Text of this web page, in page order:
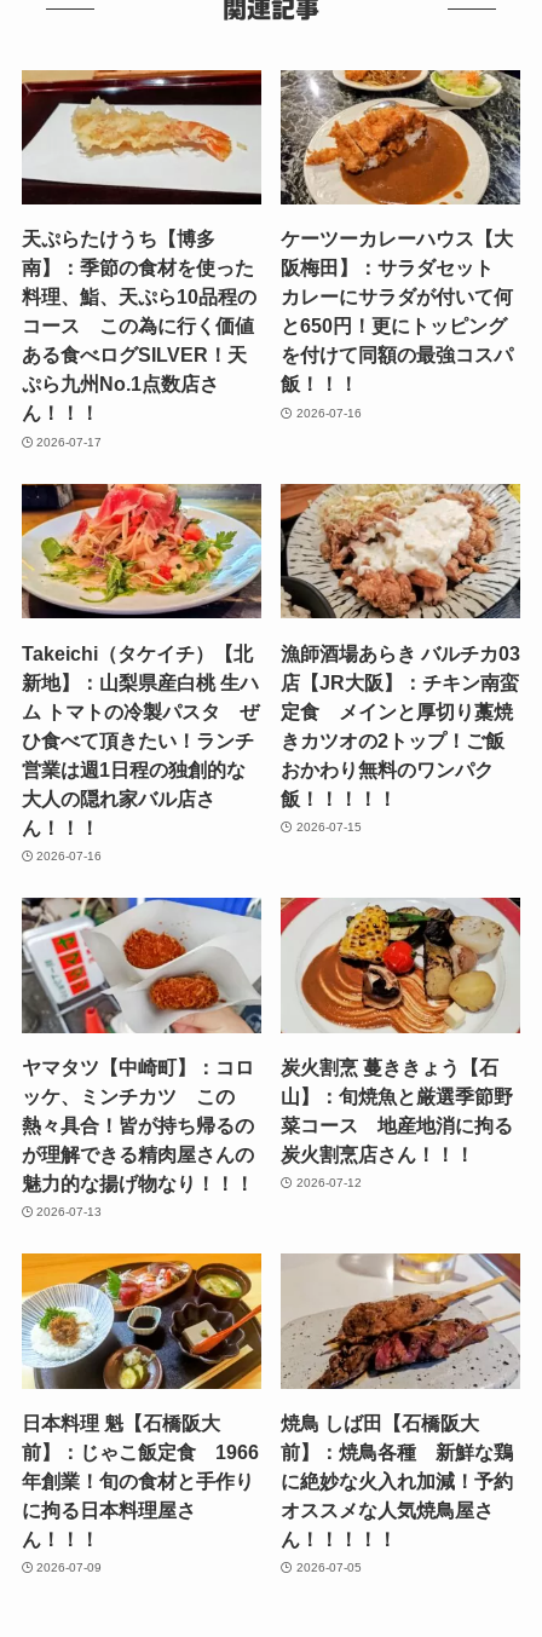
関連記事
天ぷらたけうち【博多
南】：季節の食材を使った
料理、鮨、天ぷら10品程の
コース この為に行く価値
ある食べログSILVER！天
ぷら九州No.1点数店さ
ん！！！
2026-07-17
ケーツーカレーハウス【大
阪梅田】：サラダセット
カレーにサラダが付いて何
と650円！更にトッピング
を付けて同額の最強コスパ
飯！！！
2026-07-16
Takeichi（タケイチ）【北
新地】：山梨県産白桃 生ハ
ム トマトの冷製パスタ ぜ
ひ食べて頂きたい！ランチ
営業は週1日程の独創的な
大人の隠れ家バル店さ
ん！！！
2026-07-16
漁師酒場あらき バルチカ03
店【JR大阪】：チキン南蛮
定食 メインと厚切り藁焼
きカツオの2トップ！ご飯
おかわり無料のワンパク
飯！！！！！
2026-07-15
ヤマタツ【中崎町】：コロ
ッケ、ミンチカツ この
熱々具合！皆が持ち帰るの
が理解できる精肉屋さんの
魅力的な揚げ物なり！！！
2026-07-13
炭火割烹 蔓ききょう【石
山】：旬焼魚と厳選季節野
菜コース 地産地消に拘る
炭火割烹店さん！！！
2026-07-12
日本料理 魁【石橋阪大
前】：じゃこ飯定食 1966
年創業！旬の食材と手作り
に拘る日本料理屋さ
ん！！！
2026-07-09
焼鳥 しば田【石橋阪大
前】：焼鳥各種 新鮮な鶏
に絶妙な火入れ加減！予約
オススメな人気焼鳥屋さ
ん！！！！！
2026-07-05